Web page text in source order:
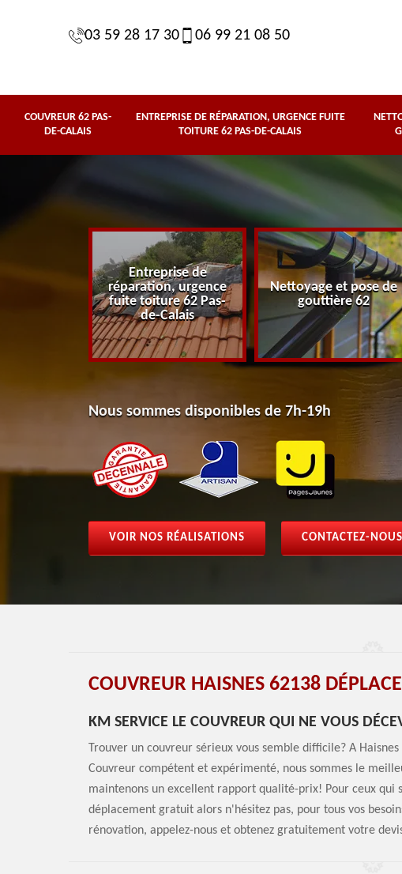
03 59 28 17 30 06 99 21 08 50
COUVREUR 62 PAS-
DE-CALAIS
ENTREPRISE DE RÉPARATION, URGENCE FUITE
TOITURE 62 PAS-DE-CALAIS
Entreprise de
réparation, urgence
fuite toiture 62 Pas-
de-Calais
Nettoyage et pose de
gouttière 62
Nous sommes disponibles de 7h-19h
VOIR NOS RÉALISATIONS CONTACTEZ-
COUVREUR HAISNES 62138
KM SERVICE LE COUVREUR QUI NE VOUS
Trouver un couvreur sérieux vous semble difficile? A
Couvreur compétent et expérimenté, nous sommes le
maintenons un excellent rapport qualité-prix! Pour ceux qui
déplacement gratuit alors n'hésitez pas, pour tous vos
rénovation, appelez-nous et obtenez gratuitement votre